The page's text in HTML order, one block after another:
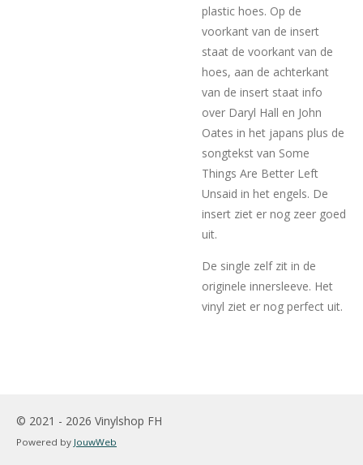
plastic hoes. Op de
voorkant van de insert
staat de voorkant van de
hoes, aan de achterkant
van de insert staat info
over Daryl Hall en John
Oates in het japans plus de
songtekst van Some
Things Are Better Left
Unsaid in het engels. De
insert ziet er nog zeer goed
uit.
De single zelf zit in de
originele innersleeve. Het
vinyl ziet er nog perfect uit.
© 2021 - 2026 Vinylshop FH
Powered by JouwWeb